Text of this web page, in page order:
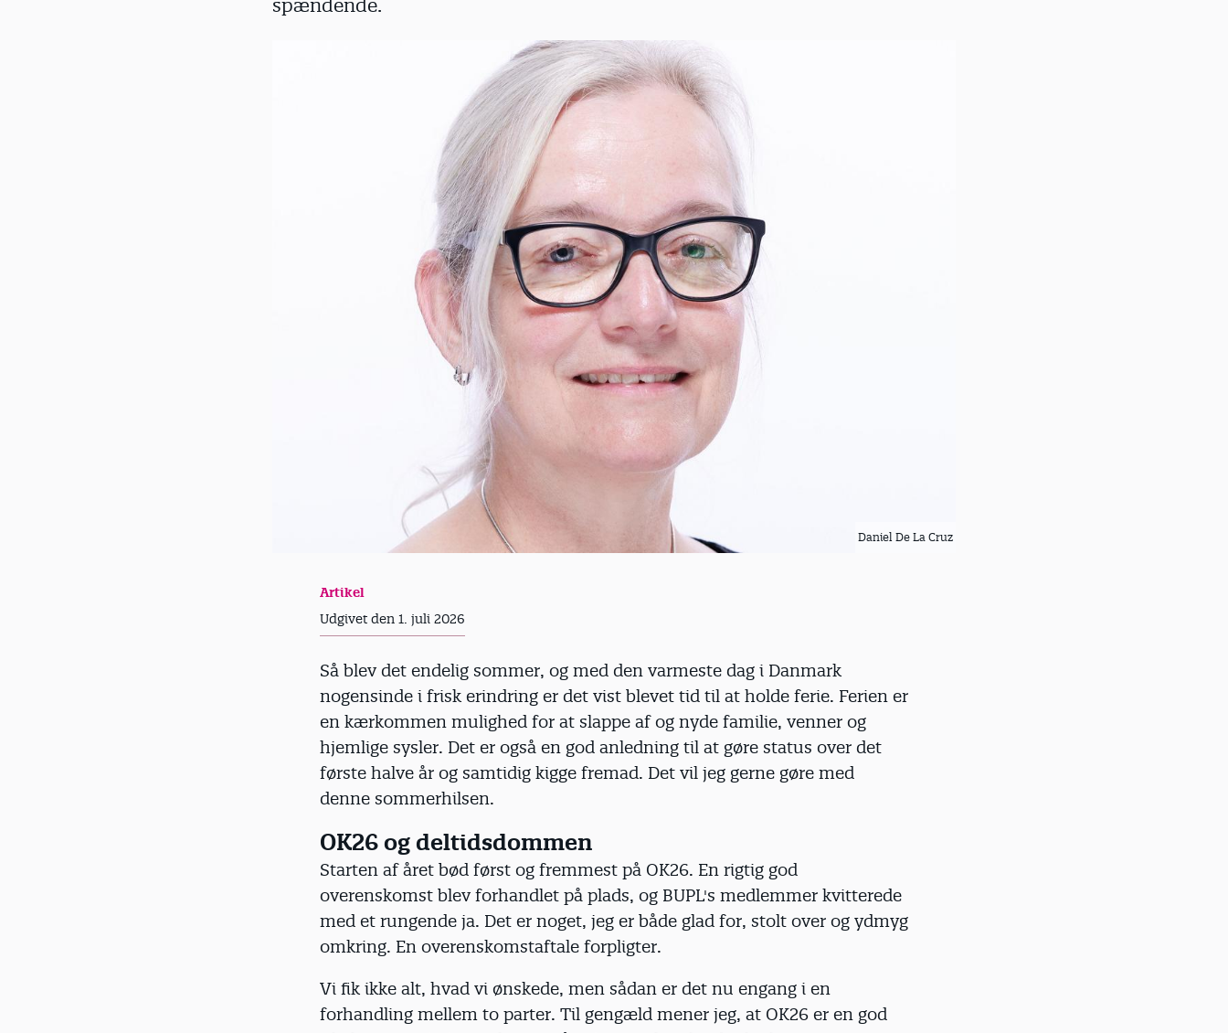
spændende.
Daniel De La Cruz
Artikel
Udgivet den 1. juli 2026
Så blev det endelig sommer, og med den varmeste dag i Danmark
nogensinde i frisk erindring er det vist blevet tid til at holde ferie. Ferien er
en kærkommen mulighed for at slappe af og nyde familie, venner og
hjemlige sysler. Det er også en god anledning til at gøre status over det
første halve år og samtidig kigge fremad. Det vil jeg gerne gøre med
denne sommerhilsen.
OK26 og deltidsdommen
Starten af året bød først og fremmest på OK26. En rigtig god
overenskomst blev forhandlet på plads, og BUPL's medlemmer kvitterede
med et rungende ja. Det er noget, jeg er både glad for, stolt over og ydmyg
omkring. En overenskomstaftale forpligter.
Vi fik ikke alt, hvad vi ønskede, men sådan er det nu engang i en
forhandling mellem to parter. Til gengæld mener jeg, at OK26 er en god